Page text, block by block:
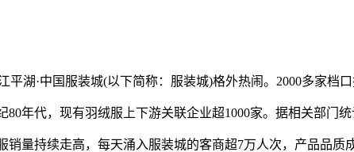
·中国服装城(以下简称：服装城)格外热闹。2000多家档口
代，现有羽绒服上下游关联企业超1000家。据相关部门统
持续走高，每天涌入服装城的客商超7万人次，产品品质